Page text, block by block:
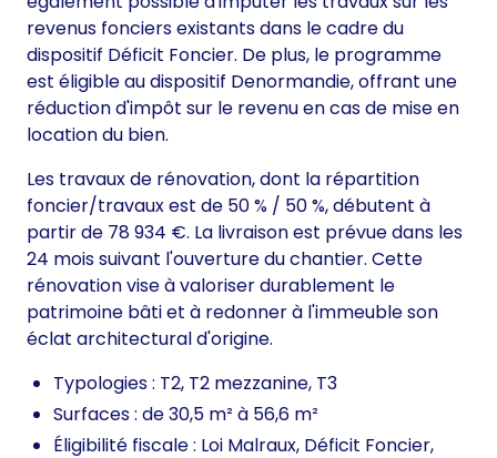
revenus fonciers existants dans le cadre du
dispositif Déficit Foncier. De plus, le programme
est éligible au dispositif Denormandie, offrant une
réduction d'impôt sur le revenu en cas de mise en
location du bien.
Les travaux de rénovation, dont la répartition
foncier/travaux est de 50 % / 50 %, débutent à
partir de 78 934 €. La livraison est prévue dans les
24 mois suivant l'ouverture du chantier. Cette
rénovation vise à valoriser durablement le
patrimoine bâti et à redonner à l'immeuble son
éclat architectural d'origine.
Typologies : T2, T2 mezzanine, T3
Surfaces : de 30,5 m² à 56,6 m²
Éligibilité fiscale : Loi Malraux, Déficit Foncier,